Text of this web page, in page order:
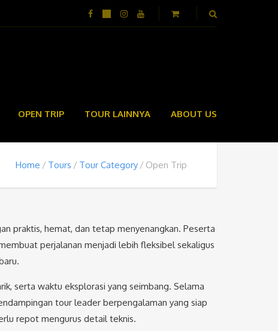
OPEN TRIP TOUR LAINNYA ABOUT US
Home Tours Tour Category Open Trip
praktis, hemat, dan tetap menyenangkan. Peserta
perjalanan menjadi lebih fleksibel sekaligus
serta waktu eksplorasi yang seimbang. Selama
tour leader berpengalaman yang siap
repot mengurus detail teknis.